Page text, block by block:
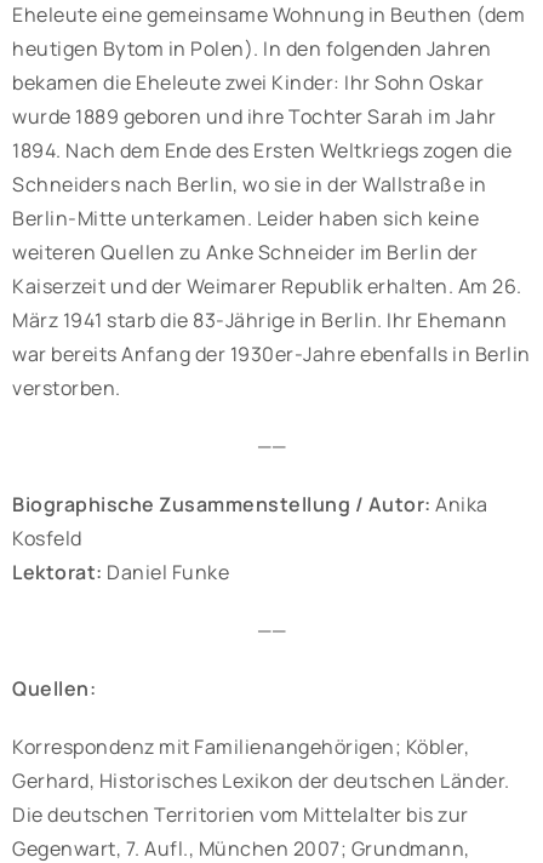
Eheleute eine gemeinsame Wohnung in Beuthen (dem
heutigen Bytom in Polen). In den folgenden Jahren
bekamen die Eheleute zwei Kinder: Ihr Sohn Oskar
wurde 1889 geboren und ihre Tochter Sarah im Jahr
1894. Nach dem Ende des Ersten Weltkriegs zogen die
Schneiders nach Berlin, wo sie in der Wallstraße in
Berlin-Mitte unterkamen. Leider haben sich keine
weiteren Quellen zu Anke Schneider im Berlin der
Kaiserzeit und der Weimarer Republik erhalten. Am 26.
März 1941 starb die 83-Jährige in Berlin. Ihr Ehemann
war bereits Anfang der 1930er-Jahre ebenfalls in Berlin
verstorben.
——
Biographische Zusammenstellung / Autor: Anika
Kosfeld
Lektorat: Daniel Funke
——
Quellen:
Korrespondenz mit Familienangehörigen; Köbler,
Gerhard, Historisches Lexikon der deutschen Länder.
Die deutschen Territorien vom Mittelalter bis zur
Gegenwart, 7. Aufl., München 2007; Grundmann,